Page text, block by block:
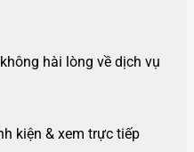
hài lòng về dịch vụ
kiện & xem trực tiếp